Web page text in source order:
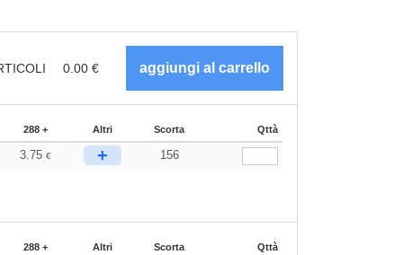
0.00 €
288 + Altri Scorta Qttà
3.75 € + 156
288 + Altri Scorta Qttà